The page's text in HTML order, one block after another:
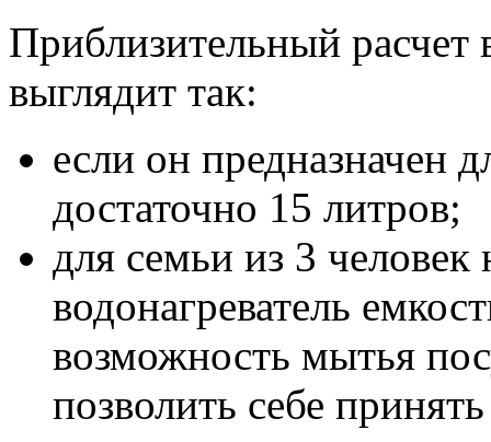
Приблизительный
выглядит так:
если он предназначен
достаточно 15 литров;
для семьи из 3
водонагреватель
возможность мытья
позволить себе